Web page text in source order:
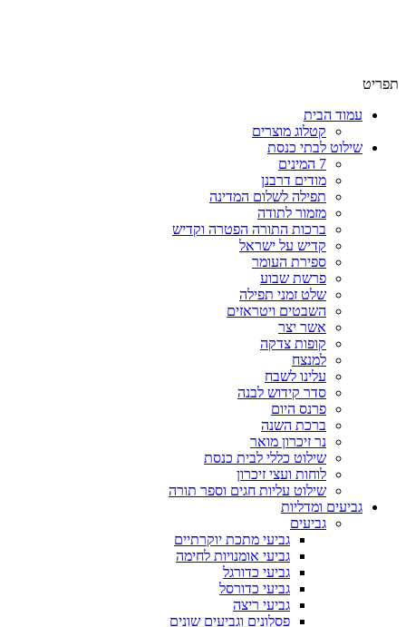
תפריט
עמוד הבית
קטלוג מוצרים
שילוט לבתי כנסת
7 המינים
מודים דרבנן
תפילה לשלום המדינה
מזמור לתודה
ברכות התורה הפטרה וקדיש
קדיש על ישראל
ספירת העומר
פרשת שבוע
שלט זמני תפילה
השבטים ויטראזים
אשר יצר
קופות צדקה
למנצח
עלינו לשבח
סדר קידוש לבנה
פרנס היום
ברכת השנה
נר זיכרון מואר
שילוט כללי לבית כנסת
לוחות ועצי זיכרון
שילוט עליות חגים וספר תורה
גביעים ומדליות
גביעים
גביעי מתכת יוקרתיים
גביעי אומנויות לחימה
גביעי כדורגל
גביעי כדורסל
גביעי ריצה
פסלונים וגביעים שונים